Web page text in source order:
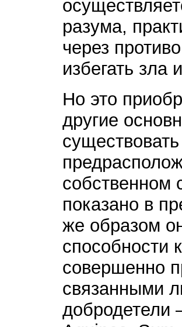
разума,
через
избегать зла
Но это
другие
собственном
показано в
же образом
способности
совершенно
связанными
добродетели